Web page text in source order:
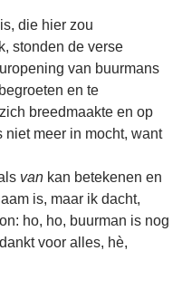
die hier zou
stonden de verse
van buurmans
en te
breedmaakte en op
meer in mocht, want
van kan betekenen en
is, maar ik dacht,
ho, ho, buurman is nog
voor alles, hè,